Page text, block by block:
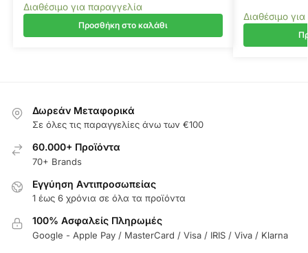
Διαθέσιμο για παραγγελία
Προσθήκη στο καλάθι
Διαθέσιμο
Δωρεάν Μεταφορικά
Σε όλες τις παραγγελίες άνω των €100
60.000+ Προϊόντα
70+ Brands
Εγγύηση Aντιπροσωπείας
1 έως 6 χρόνια σε όλα τα προϊόντα
100% Ασφαλείς Πληρωμές
Google - Apple Pay / MasterCard / Visa / IRIS / Viva / Klarna